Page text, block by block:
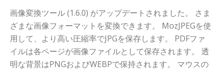
画像変換ツール (1.6.0) がアップデートされました。 さま
ざまな画像フォーマットを変換できます。 MozJPEGを使
用して、より高い圧縮率でJPGを保存します。 PDFファ
イルは各ページが画像ファイルとして保存されます。 透
明な背景はPNGおよびWEBPで保持されます。 マウスの